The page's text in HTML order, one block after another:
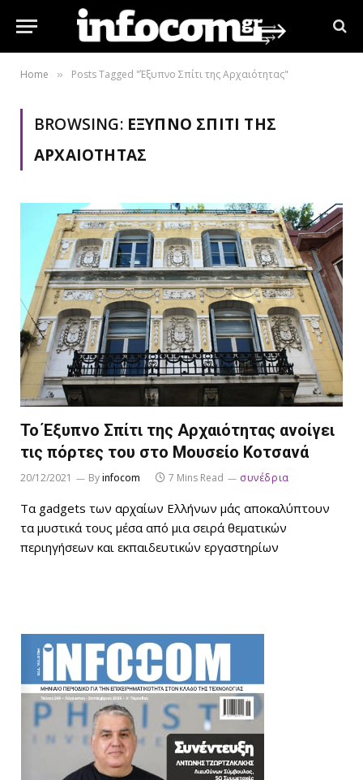
Home » Posts Tagged "Έξυπνο Σπίτι της Αρχαιότητας"
BROWSING: ΈΞΥΠΝΟ ΣΠΊΤΙ ΤΗΣ
ΑΡΧΑΙΌΤΗΤΑΣ
Το Έξυπνο Σπίτι της Αρχαιότητας ανοίγει
τις πόρτες του στο Μουσείο Κοτσανά
20/12/2021 Byinfocom 7 Mins Read συνέδρια
Τα gadgets των αρχαίων Ελλήνων μάς αποκαλύπτουν
τα μυστικά τους μέσα από μια σειρά θεματικών
περιηγήσεων και εκπαιδευτικών εργαστηρίων